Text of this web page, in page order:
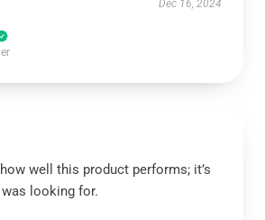
Dec 16, 2024
well this product performs; it’s
looking for.